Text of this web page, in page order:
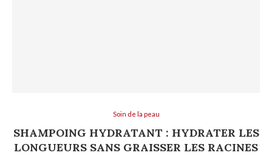
Soin de la peau
SHAMPOING HYDRATANT : HYDRATER LES
LONGUEURS SANS GRAISSER LES RACINES